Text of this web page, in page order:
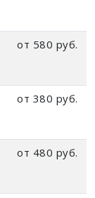
от 580 руб.
от 380 руб.
от 480 руб.